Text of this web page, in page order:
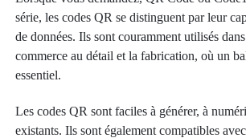
série, les codes QR se distinguent par leur
de données. Ils sont couramment utilisés
commerce au détail et la fabrication, où un
essentiel.
Les codes QR sont faciles à générer, à
existants. Ils sont également compatibles